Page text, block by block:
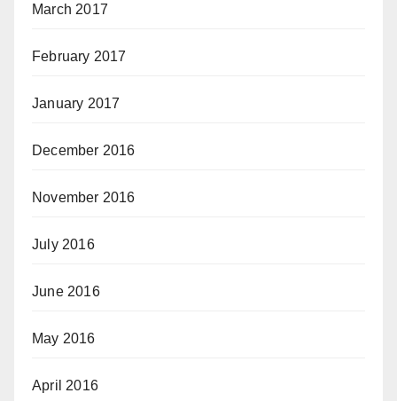
March 2017
February 2017
January 2017
December 2016
November 2016
July 2016
June 2016
May 2016
April 2016